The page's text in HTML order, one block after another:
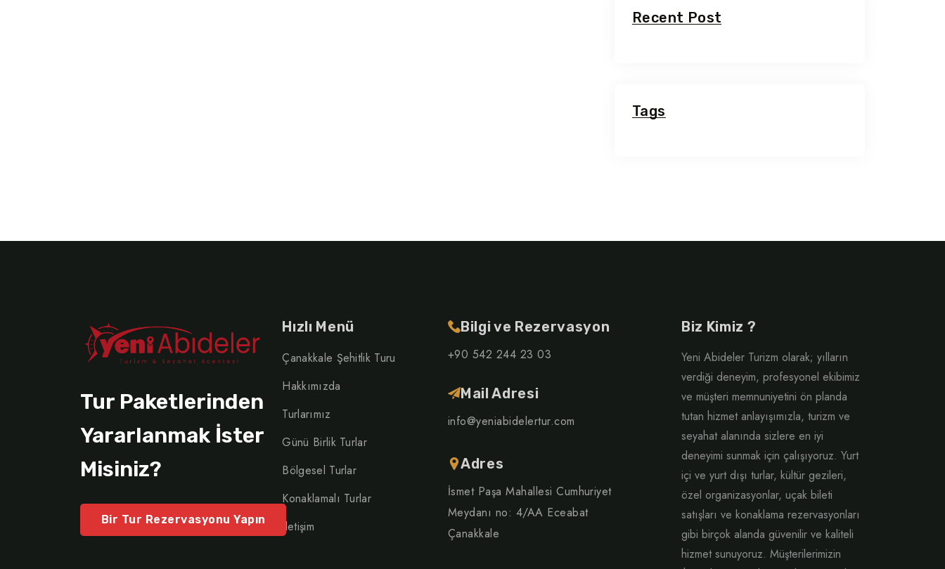
Recent Post
Tags
Tur Paketlerinden
Yararlanmak İster
Misiniz?
Bir Tur Rezervasyonu Yapın
Hızlı Menü
Çanakkale Şehitlik Turu
Hakkımızda
Turlarımız
Günü Birlik Turlar
Bölgesel Turlar
Konaklamalı Turlar
İletişim
Bilgi ve Rezervasyon
+90 542 244 23 03
Mail Adresi
info@yeniabidelertur.com
Adres
İsmet Paşa Mahallesi Cumhuriyet
Meydanı no: 4/AA Eceabat
Çanakkale
Biz Kimiz ?
Yeni Abideler Turizm olarak; yılların
verdiği deneyim, profesyonel ekibimiz
ve müşteri memnuniyetini ön planda
tutan hizmet anlayışımızla, turizm ve
seyahat alanında sizlere en iyi
deneyimi sunmak için çalışıyoruz. Yurt
içi ve yurt dışı turlar, kültür gezileri,
özel organizasyonlar, uçak bileti
satışları ve konaklama rezervasyonları
gibi birçok alanda güvenilir ve kaliteli
hizmet sunuyoruz. Müşterilerimizin